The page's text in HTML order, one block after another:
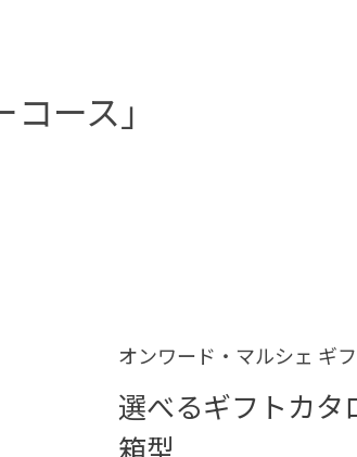
ース」
オンワード・マルシェ ギ
選べるギフトカタ
箱型